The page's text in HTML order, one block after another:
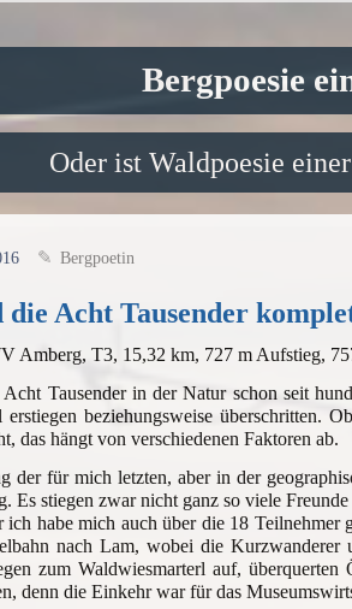
Bergpoesie
Oder ist Waldpoesie
Bergpoetin
die Acht Tausender
Amberg, T3, 15,32 km, 727 m Aufstieg,
Tausender in der Natur schon seit
erstiegen beziehungsweise überschritten.
das hängt von verschiedenen Faktoren ab.
der für mich letzten, aber in der
Es stiegen zwar nicht ganz so viele
ich habe mich auch über die 18
nach Lam, wobei die
zum Waldwiesmarterl auf,
denn die Einkehr war für das